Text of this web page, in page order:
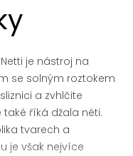
je nástroj na
se solným roztokem
a zvhlčite
říká džala néti.
tvarech a
je však nejvíce